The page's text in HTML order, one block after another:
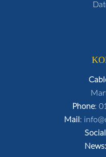
Phone:
Mail :
News: